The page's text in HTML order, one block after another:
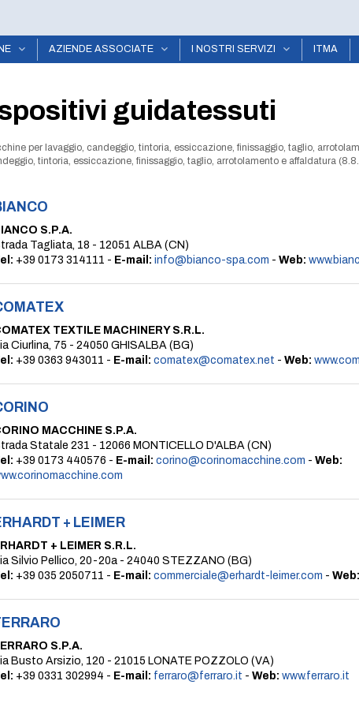
AZIENDE ASSOCIATE I NOSTRI SERVIZI ITMA
guidatessuti
per lavaggio, candeggio, tintoria, essiccazione, finissaggio, taglio,
tintoria, essiccazione, finissaggio, taglio, arrotolamento e affaldatura
S.P.A.
Tagliata, 18 - 12051 ALBA (CN)
+39 0173 314111 - E-mail: info@bianco-spa.com - Web:
TEXTILE MACHINERY S.R.L.
Ciurlina, 75 - 24050 GHISALBA (BG)
+39 0363 943011 - E-mail: comatex@comatex.net - Web:
MACCHINE S.P.A.
Statale 231 - 12066 MONTICELLO D'ALBA (CN)
+39 0173 440576 - E-mail: corino@corinomacchine.com - Web:
+ LEIMER
+ LEIMER S.R.L.
Silvio Pellico, 20-20a - 24040 STEZZANO (BG)
+39 035 2050711 - E-mail: commerciale@erhardt-leimer.com - Web:
S.P.A.
Busto Arsizio, 120 - 21015 LONATE POZZOLO (VA)
+39 0331 302994 - E-mail: ferraro@ferraro.it - Web: www.ferraro.it